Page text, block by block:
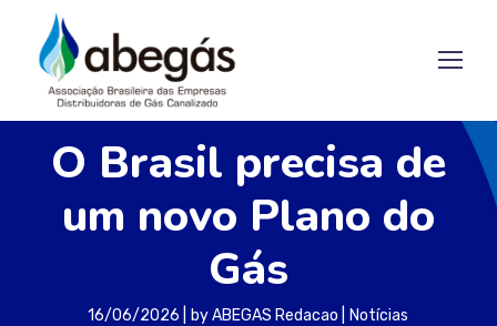
O Brasil precisa de
um novo Plano do
Gás
16/06/2026 byABEGAS Redacao Notícias